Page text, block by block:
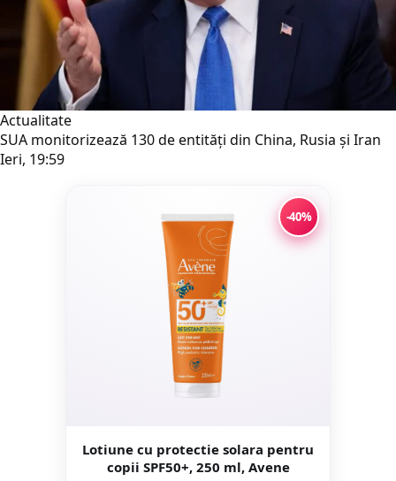
Actualitate
SUA monitorizează 130 de entități din China, Rusia și Iran
Ieri, 19:59
-40%
Lotiune cu protectie solara pentru
copii SPF50+, 250 ml, Avene